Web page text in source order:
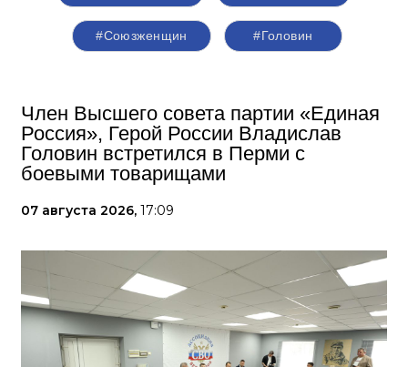
#Союзженщин #Головин
Член Высшего совета партии «Единая
Россия», Герой России Владислав
Головин встретился в Перми с
боевыми товарищами
07 августа 2026, 17:09